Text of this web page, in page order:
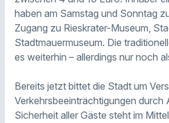
haben am Samstag und Sonntag
Zugang zu Rieskrater-Museum,
Stadtmauermuseum. Die
es weiterhin – allerdings nur noch
Bereits jetzt bittet die Stadt um
Verkehrsbeeinträchtigungen durch
Sicherheit aller Gäste steht im